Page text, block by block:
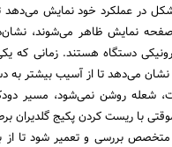
در عملکرد خود نمایش می‌دهد
نمایش ظاهر می‌شوند،
دستگاه هستند. زمانی که
می‌دهد تا از آسیب بیشتر به
شعله روشن نمی‌شود، مسیر
با ریست کردن پکیج گلدیران
بررسی و تعمیر شود تا از